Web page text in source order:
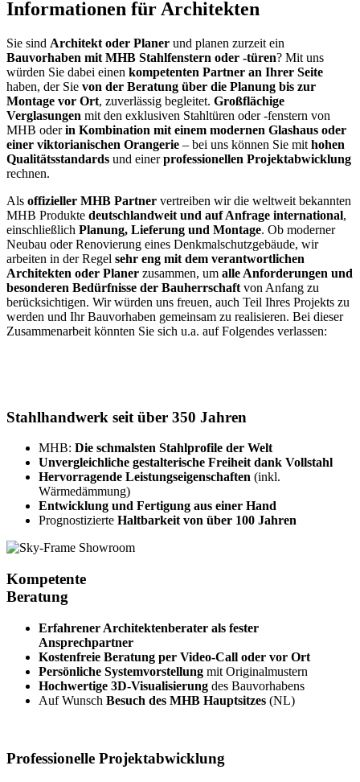
Informationen für Architekten
Sie sind Architekt oder Planer und planen zurzeit ein
Bauvorhaben mit MHB Stahlfenstern oder -türen? Mit uns
würden Sie dabei einen kompetenten Partner an Ihrer Seite
haben, der Sie von der Beratung über die Planung bis zur
Montage vor Ort, zuverlässig begleitet. Großflächige
Verglasungen mit den exklusiven Stahltüren oder -fenstern von
MHB oderin Kombination mit einem modernen Glashaus oder
einer viktorianischen Orangerie – bei uns können Sie mit hohen
Qualitätsstandards und einerprofessionellen Projektabwicklung
rechnen.
Als offizieller MHB Partner vertreiben wir die weltweit bekannten
MHB Produkte deutschlandweit und auf Anfrage international,
einschließlich Planung, Lieferung und Montage. Ob moderner
Neubau oder Renovierung eines Denkmalschutzgebäude, wir
arbeiten in der Regel sehr eng mit dem verantwortlichen
Architekten oder Planer zusammen, um alle Anforderungen und
besonderen Bedürfnisse der Bauherrschaft von Anfang zu
berücksichtigen. Wir würden uns freuen, auch Teil Ihres Projekts zu
werden und Ihr Bauvorhaben gemeinsam zu realisieren. Bei dieser
Zusammenarbeit könnten Sie sich u.a. auf Folgendes verlassen:
Stahlhandwerk seit über 350 Jahren
MHB: Die schmalsten Stahlprofile der Welt
Unvergleichliche gestalterische Freiheit dank Vollstahl
Hervorragende Leistungseigenschaften (inkl.
Wärmedämmung)
Entwicklung und Fertigung aus einer Hand
Prognostizierte Haltbarkeit von über 100 Jahren
Kompetente
Beratung
Erfahrener Architektenberater als fester
Ansprechpartner
Kostenfreie Beratung per Video-Call oder vor Ort
Persönliche Systemvorstellung mit Originalmustern
Hochwertige 3D-Visualisierung des Bauvorhabens
Auf Wunsch Besuch des MHB Hauptsitzes (NL)
Professionelle Projektabwicklung